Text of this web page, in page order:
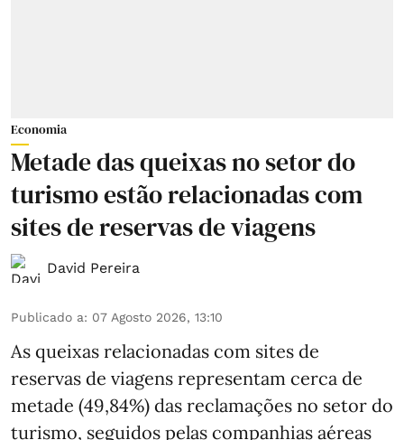
Economia
Metade das queixas no setor do
turismo estão relacionadas com
sites de reservas de viagens
David Pereira
Publicado a: 07 Agosto 2026, 13:10
As queixas relacionadas com sites de
reservas de viagens representam cerca de
metade (49,84%) das reclamações no setor do
turismo, seguidos pelas companhias aéreas